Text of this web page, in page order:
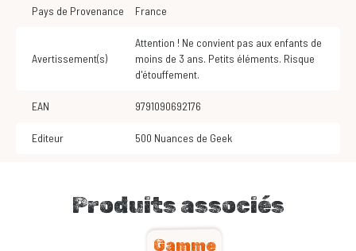
Pays de Provenance France
Avertissement(s)
Attention ! Ne convient pas aux enfants de
moins de 3 ans. Petits éléments. Risque
d'étouffement.
EAN 9791090692176
Editeur 500 Nuances de Geek
Produits associés
Gamme